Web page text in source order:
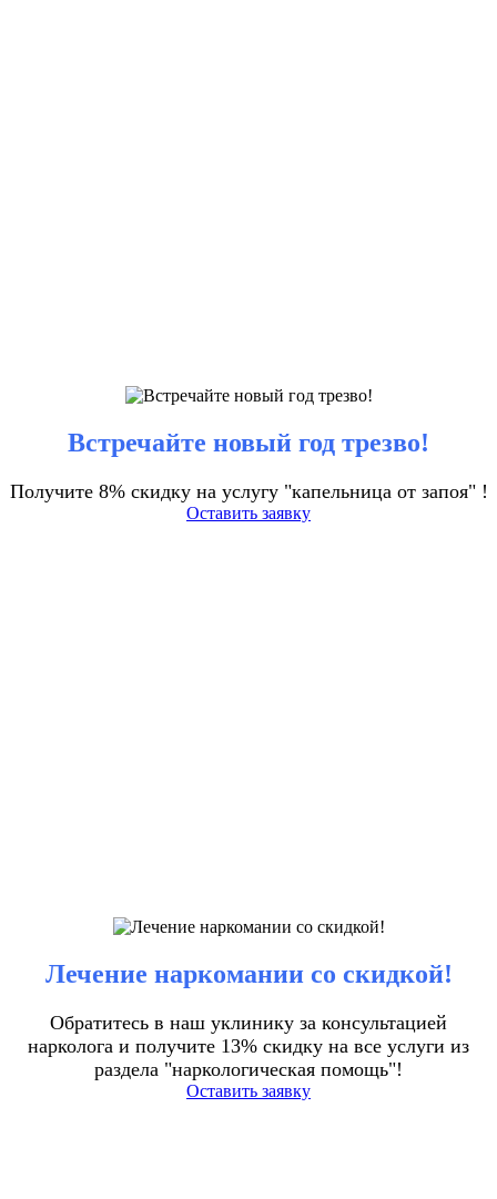
Встречайте новый год трезво!
Получите 8% скидку на услугу "капельница от запоя" !
Оставить заявку
Лечение наркомании со скидкой!
Обратитесь в наш уклинику за консультацией
нарколога и получите 13% скидку на все услуги из
раздела "наркологическая помощь"!
Оставить заявку